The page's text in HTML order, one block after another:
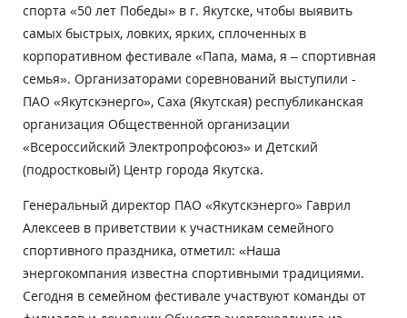
спорта «50 лет Победы» в г. Якутске, чтобы выявить
самых быстрых, ловких, ярких, сплоченных в
корпоративном фестивале «Папа, мама, я – спортивная
семья». Организаторами соревнований выступили -
ПАО «Якутскэнерго», Саха (Якутская) республиканская
организация Общественной организации
«Всероссийский Электропрофсоюз» и Детский
(подростковый) Центр города Якутска.
Генеральный директор ПАО «Якутскэнерго» Гаврил
Алексеев в приветствии к участникам семейного
спортивного праздника, отметил: «Наша
энергокомпания известна спортивными традициями.
Сегодня в семейном фестивале участвуют команды от